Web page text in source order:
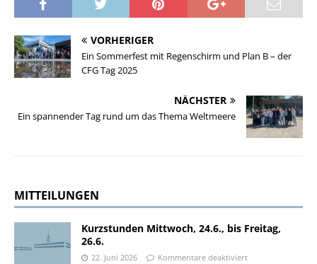
VORHERIGER
Ein Sommerfest mit Regenschirm und Plan B – der
CFG Tag 2025
NÄCHSTER
Ein spannender Tag rund um das Thema Weltmeere
MITTEILUNGEN
Kurzstunden Mittwoch, 24.6., bis Freitag,
26.6.
22. Juni 2026 Kommentare deaktiviert